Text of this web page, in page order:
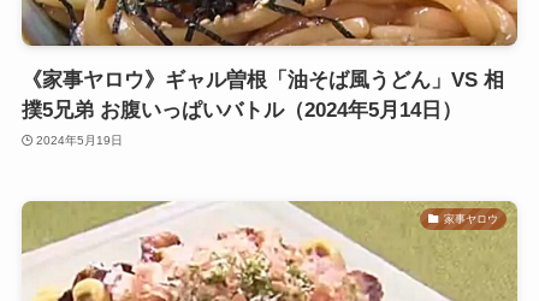
《家事ヤロウ》ギャル曽根「油そば風うどん」VS 相
撲5兄弟 お腹いっぱいバトル（2024年5月14日）
2024年5月19日
家事ヤロウ